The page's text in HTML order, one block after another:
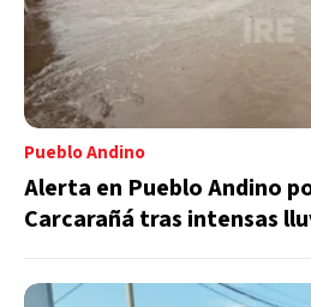
Pueblo Andino
Alerta en Pueblo Andino
Carcarañá tras intensas